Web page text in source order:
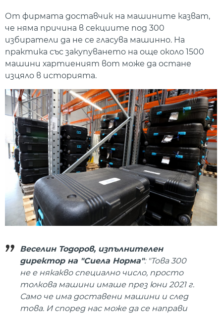
От фирмата доставчик на машините казват,
че няма причина в секциите под 300
избиратели да не се гласува машинно. На
практика със закупуването на още около 1500
машини хартиеният вот може да остане
изцяло в историята.
Веселин Тодоров, изпълнителен
директор на "Сиела Норма": "Това 300
не е някакво специално число, просто
толкова машини имаше през юни 2021 г.
Само че има доставени машини и след
това. И според нас може да се направи